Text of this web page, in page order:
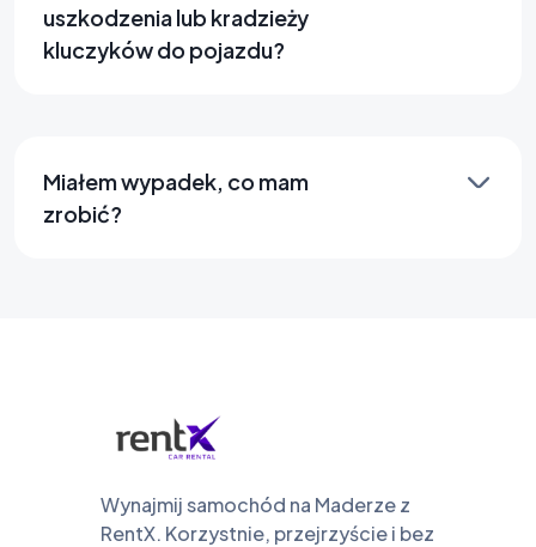
uszkodzenia lub kradzieży
kluczyków do pojazdu?
Miałem wypadek, co mam
zrobić?
Wynajmij samochód na Maderze z
RentX. Korzystnie, przejrzyście i bez